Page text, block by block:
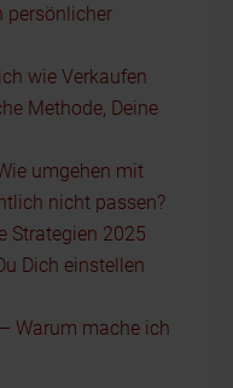
persönlicher
wie Verkaufen
Methode, Deine
umgehen mit
nicht passen?
Strategien 2025
Dich einstellen
Warum mache ich